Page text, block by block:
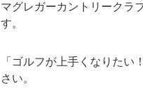
マグレガーカントリークラブ
す。
「ゴルフが上手くなりた
さい。